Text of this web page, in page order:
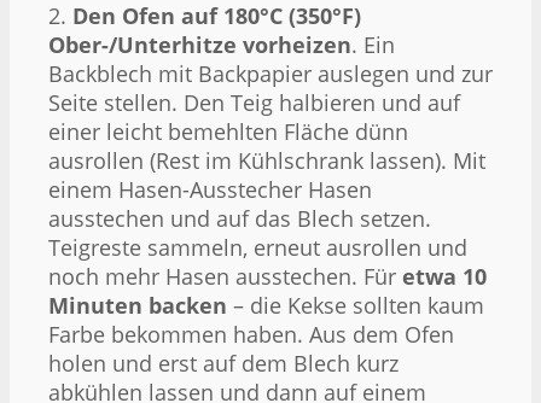
2. Den Ofen auf 180°C (350°F)
Ober-/Unterhitze vorheizen. Ein
Backblech mit Backpapier auslegen und zur
Seite stellen. Den Teig halbieren und auf
einer leicht bemehlten Fläche dünn
ausrollen (Rest im Kühlschrank lassen). Mit
einem Hasen-Ausstecher Hasen
ausstechen und auf das Blech setzen.
Teigreste sammeln, erneut ausrollen und
noch mehr Hasen ausstechen. Für etwa 10
Minuten backen – die Kekse sollten kaum
Farbe bekommen haben. Aus dem Ofen
holen und erst auf dem Blech kurz
abkühlen lassen und dann auf einem